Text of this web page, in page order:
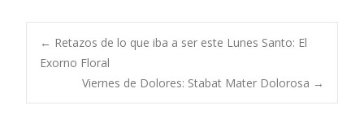
e
b
o
o
itt
er
p
y
Li
n
m
p
ar
ti
Post
navigation
← Retazos de lo que iba a ser este Lunes Santo: El
Exorno Floral
Viernes de Dolores: Stabat Mater Dolorosa →